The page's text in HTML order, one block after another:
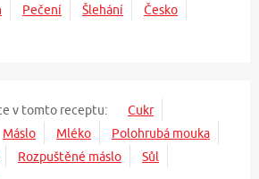
Pečení Šlehání
Česko
v tomto receptu:
Cukr
Máslo Mléko
Polohrubá mouka
Rozpuštěné máslo
Sůl